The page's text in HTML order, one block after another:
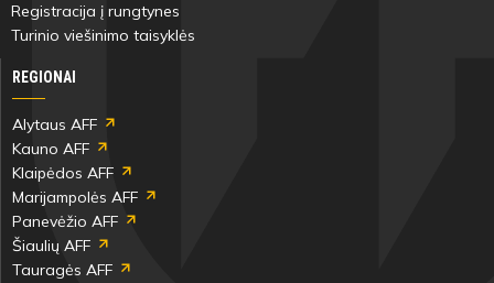
Registracija į rungtynes
Turinio viešinimo taisyklės
REGIONAI
Alytaus AFF
Kauno AFF
Klaipėdos AFF
Marijampolės AFF
Panevėžio AFF
Šiaulių AFF
Tauragės AFF